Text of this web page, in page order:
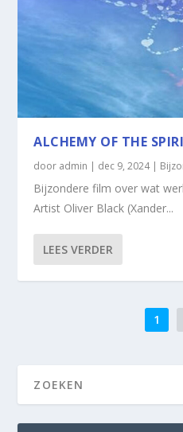
ALCHEMY OF THE
door admin | dec 9, 2024|
Bijzondere film over wat
Artist Oliver Black (Xander...
LEES VERDER
1